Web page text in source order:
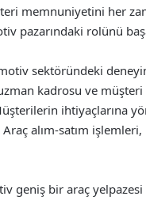
memnuniyetini her
pazarındaki rolünü
sektöründeki
kadrosu ve müşteri
ihtiyaçlarına
alım-satım
geniş bir araç